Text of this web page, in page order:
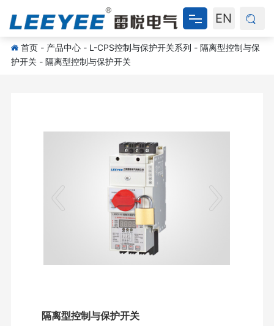
网站首页
EN
首页 - 产品中心 - L-CPS控制与保护开关系列 - 隔离型控制与保
护开关 - 隔离型控制与保护开关
隔离型控制与保护开关